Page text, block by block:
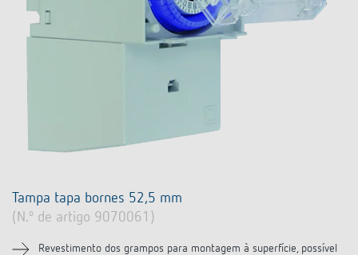
Tampa tapa bornes 52,5 mm
(N.º de artigo 9070061)
Revestimento dos grampos para montagem à superfície, possível